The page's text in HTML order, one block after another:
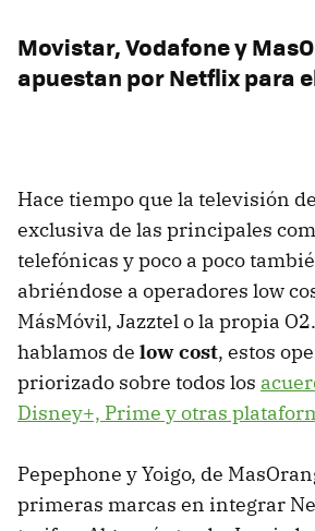
Movistar, Vodafone y
apuestan por Netflix para
Hace tiempo que la televisión
exclusiva de las principales
telefónicas y poco a poco
abriéndose a operadores low
MásMóvil, Jazztel o la propia
hablamos de low cost, estos
priorizado sobre todos los
Disney+, Prime y otras
Pepephone y Yoigo, de
primeras marcas en integrar